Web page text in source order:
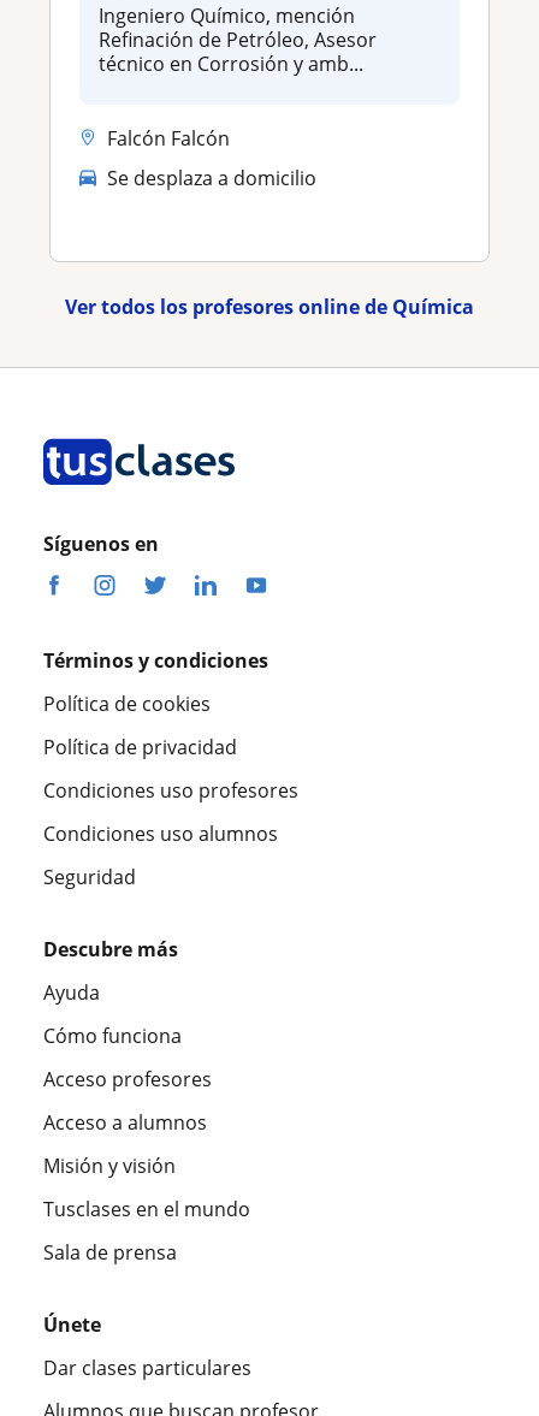
Ingeniero Químico, mención
Refinación de Petróleo, Asesor
técnico en Corrosión y amb...
Falcón Falcón
Se desplaza a domicilio
Ver todos los profesores online de Química
Síguenos en
Términos y condiciones
Política de cookies
Política de privacidad
Condiciones uso profesores
Condiciones uso alumnos
Seguridad
Descubre más
Ayuda
Cómo funciona
Acceso profesores
Acceso a alumnos
Misión y visión
Tusclases en el mundo
Sala de prensa
Únete
Dar clases particulares